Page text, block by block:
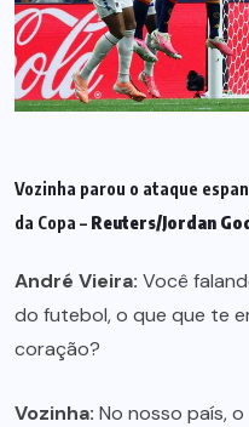
Vozinha parou o ataque
da Copa – Reuters/Jordan
André Vieira: Você
do futebol, o que que te
coração?
Vozinha: No nosso país,